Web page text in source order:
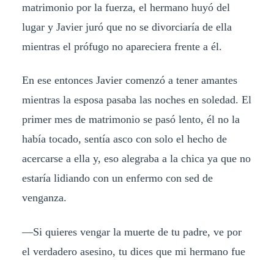
matrimonio por la fuerza, el hermano huyó del
lugar y Javier juró que no se divorciaría de ella
mientras el prófugo no apareciera frente a él.
En ese entonces Javier comenzó a tener amantes
mientras la esposa pasaba las noches en soledad. El
primer mes de matrimonio se pasó lento, él no la
había tocado, sentía asco con solo el hecho de
acercarse a ella y, eso alegraba a la chica ya que no
estaría lidiando con un enfermo con sed de
venganza.
—Si quieres vengar la muerte de tu padre, ve por
el verdadero asesino, tu dices que mi hermano fue